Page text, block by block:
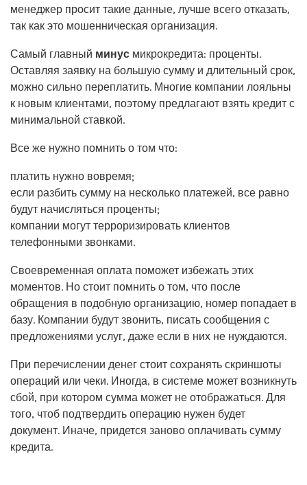
менеджер просит такие данные, лучше всего отказать,
так как это мошенническая организация.
Самый главный минус микрокредита: проценты.
Оставляя заявку на большую сумму и длительный срок,
можно сильно переплатить. Многие компании лояльны
к новым клиентами, поэтому предлагают взять кредит с
минимальной ставкой.
Все же нужно помнить о том что:
платить нужно вовремя;
если разбить сумму на несколько платежей, все равно
будут начисляться проценты;
компании могут терроризировать клиентов
телефонными звонками.
Своевременная оплата поможет избежать этих
моментов. Но стоит помнить о том, что после
обращения в подобную организацию, номер попадает в
базу. Компании будут звонить, писать сообщения с
предложениями услуг, даже если в них не нуждаются.
При перечислении денег стоит сохранять скриншоты
операций или чеки. Иногда, в системе может возникнуть
сбой, при котором сумма может не отображаться. Для
того, чтоб подтвердить операцию нужен будет
документ. Иначе, придется заново оплачивать сумму
кредита.